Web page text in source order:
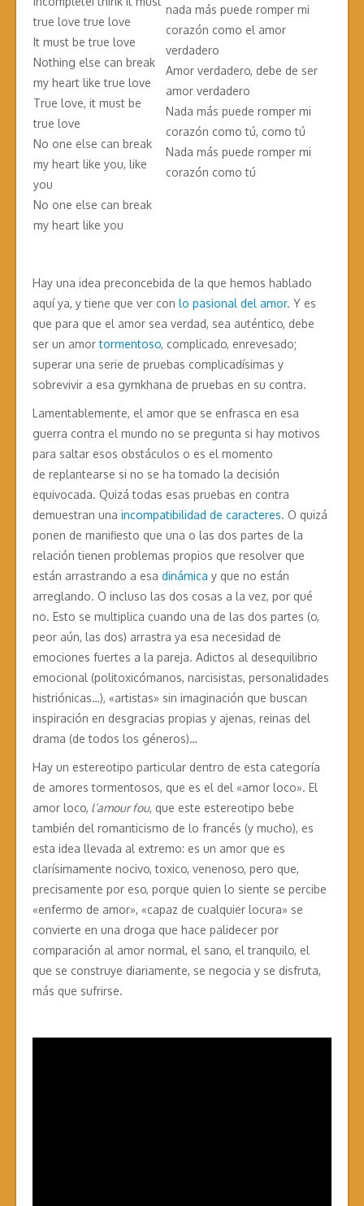
true love true love
It must be true love
Nothing else can break
my heart like true love
True love, it must be
true love
No one else can break
my heart like you, like
you
No one else can break
my heart like you
nada más puede romper mi
corazón como el amor
verdadero
Amor verdadero, debe de ser
amor verdadero
Nada más puede romper mi
corazón como tú, como tú
Nada más puede romper mi
corazón como tú
Hay una idea preconcebida de la que hemos hablado
aquí ya, y tiene que ver con lo pasional del amor. Y es
que para que el amor sea verdad, sea auténtico, debe
ser un amortormentoso, complicado, enrevesado;
superar una serie de pruebas complicadísimas y
sobrevivir a esa gymkhana de pruebas en su contra.
Lamentablemente, el amor que se enfrasca en esa
guerra contra el mundo no se pregunta si hay motivos
para saltar esos obstáculos o es el momento
de replantearse si no se ha tomado la decisión
equivocada. Quizá todas esas pruebas en contra
demuestran una incompatibilidad de caracteres. O quizá
ponen de manifiesto que una o las dos partes de la
relación tienen problemas propios que resolver que
están arrastrando a esa dinámica y que no están
arreglando. O incluso las dos cosas a la vez, por qué
no. Esto se multiplica cuando una de las dos partes (o,
peor aún, las dos) arrastra ya esa necesidad de
emociones fuertes a la pareja. Adictos al desequilibrio
emocional (politoxicómanos, narcisistas, personalidades
histriónicas…), «artistas» sin imaginación que buscan
inspiración en desgracias propias y ajenas, reinas del
drama (de todos los géneros)…
Hay un estereotipo particular dentro de esta categoría
de amores tormentosos, que es el del «amor loco». El
amor loco, l’amour fou, que este estereotipo bebe
también del romanticismo de lo francés (y mucho), es
esta idea llevada al extremo: es un amor que es
clarísimamente nocivo, toxico, venenoso, pero que,
precisamente por eso, porque quien lo siente se percibe
«enfermo de amor», «capaz de cualquier locura» se
convierte en una droga que hace palidecer por
comparación al amor normal, el sano, el tranquilo, el
que se construye diariamente, se negocia y se disfruta,
más que sufrirse.